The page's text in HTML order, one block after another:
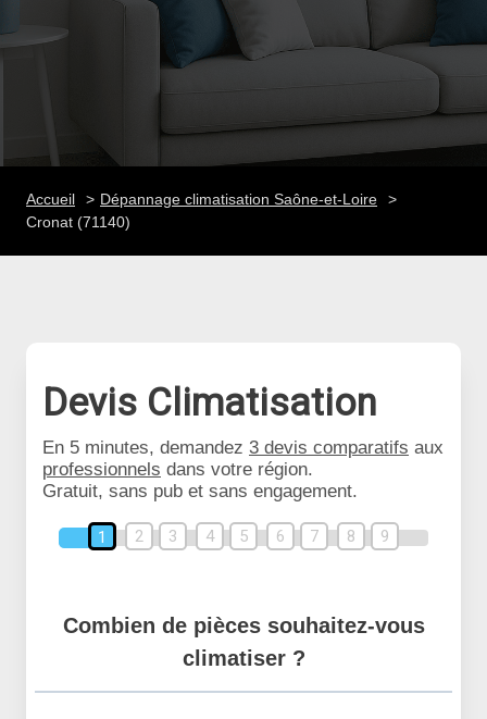
Accueil
Dépannage climatisation Saône-et-Loire
Cronat (71140)
Devis Climatisation
En 5 minutes, demandez 3 devis comparatifs aux
professionnels dans votre région.
Gratuit, sans pub et sans engagement.
1 2 3 4 5 6 7 8 9
Combien de pièces souhaitez-vous
climatiser ?